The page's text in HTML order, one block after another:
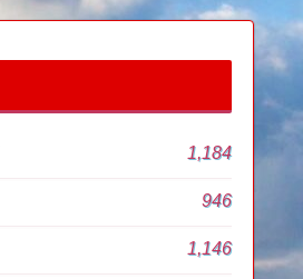
損なし、おすすめゲー
説】
1,184
946
1,146